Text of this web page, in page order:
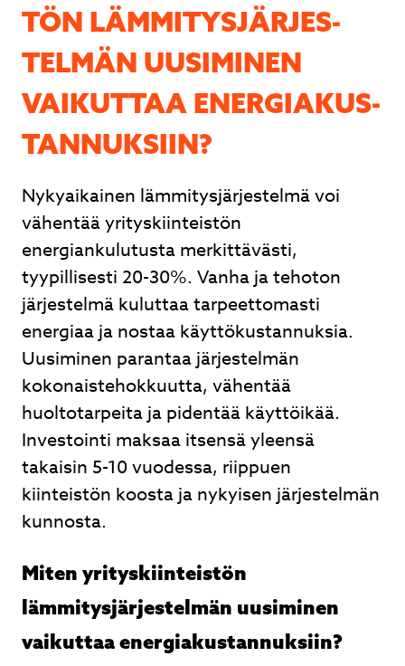
TÖN LÄM­MI­TYS­JÄR­JES­
TEL­MÄN UUSIMINEN
VAIKUTTAA ENER­GIA­KUS­
TAN­NUK­SIIN?
Nykyaikainen lämmitysjärjestelmä voi
vähentää yrityskiinteistön
energiankulutusta merkittävästi,
tyypillisesti 20-30%. Vanha ja tehoton
järjestelmä kuluttaa tarpeettomasti
energiaa ja nostaa käyttökustannuksia.
Uusiminen parantaa järjestelmän
kokonaistehokkuutta, vähentää
huoltotarpeita ja pidentää käyttöikää.
Investointi maksaa itsensä yleensä
takaisin 5-10 vuodessa, riippuen
kiinteistön koosta ja nykyisen järjestelmän
kunnosta.
Miten yrityskiinteistön
lämmitysjärjestelmän uusiminen
vaikuttaa energiakustannuksiin?
Ilmalämpöpumpusta nopea tarjous, nopea
toimitus ja ammattitaitoinen asennus. Hyvät
neuvot kaupan päälle.
Juhani Kuntsi
Page
of